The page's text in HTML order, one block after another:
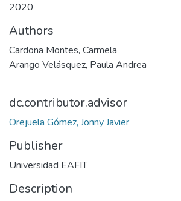
2020
Authors
Cardona Montes, Carmela
Arango Velásquez, Paula Andrea
dc.contributor.advisor
Orejuela Gómez, Jonny Javier
Publisher
Universidad EAFIT
Description